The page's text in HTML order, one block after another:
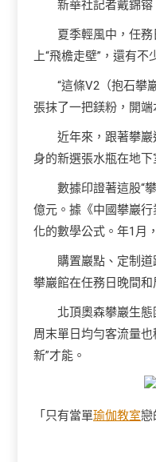
新華社記者戴錦镕
夏季輕風中，任
上“飛檐走壁”，還有不
“這條V2（抱石攀
張抹了一把鎂粉，開端
近年來，跟著攀
身的新選張水瓶在地
數據印證著這股“
億元。據《中國攀巖
化的數學公式。年1月
購置巖點、定制
攀巖館在任務日晚間和
北頂奧森攀巖生
周末單日均勻客流量
新”才能。
「只有當單瑜伽教室戀